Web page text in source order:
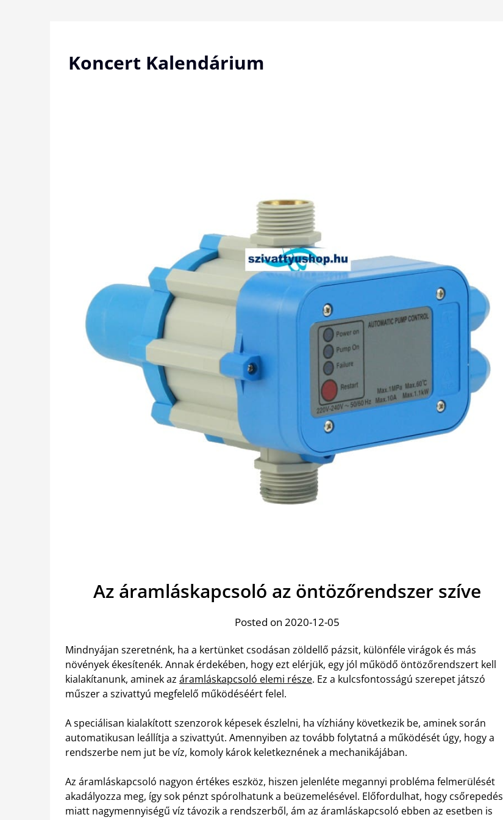
Koncert Kalendárium
Az áramláskapcsoló az öntözőrendszer szíve
Posted on 2020-12-05
Mindnyájan szeretnénk, ha a kertünket csodásan zöldellő pázsit, különféle virágok és más
növények ékesítenék. Annak érdekében, hogy ezt elérjük, egy jól működő öntözőrendszert kell
kialakítanunk, aminek az áramláskapcsoló elemi része. Ez a kulcsfontosságú szerepet játszó
műszer a szivattyú megfelelő működéséért felel.
A speciálisan kialakított szenzorok képesek észlelni, ha vízhiány következik be, aminek során
automatikusan leállítja a szivattyút. Amennyiben az tovább folytatná a működését úgy, hogy a
rendszerbe nem jut be víz, komoly károk keletkeznének a mechanikájában.
Az áramláskapcsoló nagyon értékes eszköz, hiszen jelenléte megannyi probléma felmerülését
akadályozza meg, így sok pénzt spórolhatunk a beüzemelésével. Előfordulhat, hogy csőrepedés
miatt nagymennyiségű víz távozik a rendszerből, ám az áramláskapcsoló ebben az esetben is